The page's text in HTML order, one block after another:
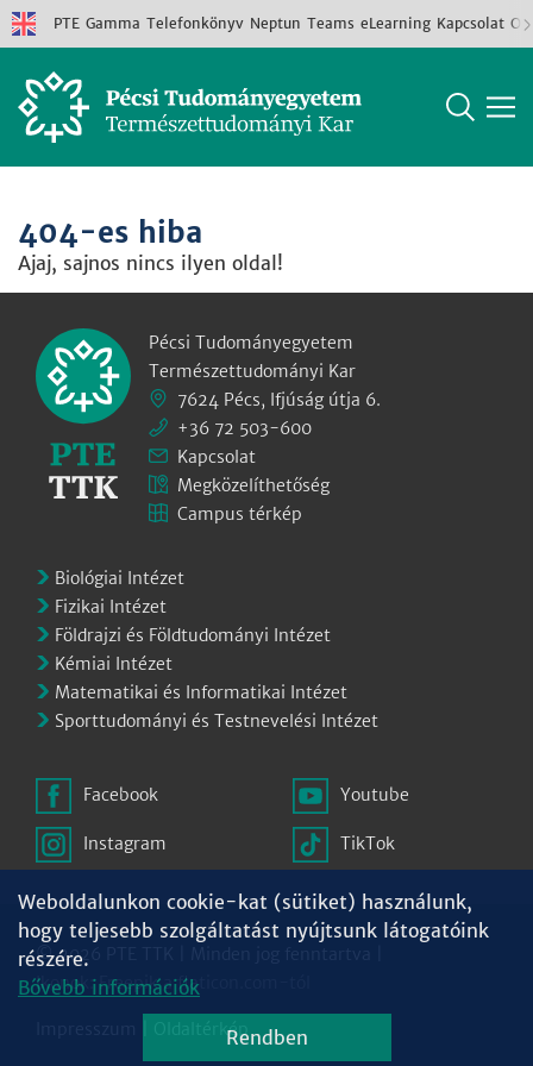
PTE Gamma Telefonkönyv Neptun Teams eLearning Kapcsolat
404-es hiba
Ajaj, sajnos nincs ilyen oldal!
Pécsi Tudományegyetem
Természettudományi Kar
7624 Pécs, Ifjúság útja 6.
+36 72 503-600
Kapcsolat
Megközelíthetőség
Campus térkép
Biológiai Intézet
Fizikai Intézet
Földrajzi és Földtudományi Intézet
Kémiai Intézet
Matematikai és Informatikai Intézet
Sporttudományi és Testnevelési Intézet
Facebook
Instagram
Youtube
TikTok
© 2026 PTE TTK | Minden jog fenntartva |
Ikonok:Freepikaflaticon.com
Oldaltérkép
Weboldalunkon cookie-kat (sütiket) használunk,
hogy teljesebb szolgáltatást nyújtsunk látogatóink
részére.
Bővebb információk
Rendben